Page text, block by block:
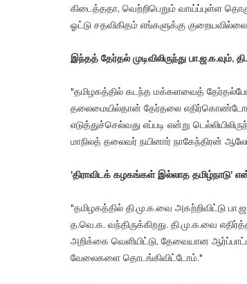
கிடைத்ததா, வெற்றிபெறும் வாய்ப்புள்ள
ஓட்டு சதவிகிதம் எங்களுக்கு
இந்தத் தேர்தல் முடிவிலிருந்து
"தமிழகத்தில் கடந்த மக்களவைத்
தலைமையில்தான் தேர்தலை எதிர்கொண்டோம்.
எடுத்துச்செல்வது எப்படி என்று
மாநிலத் தலைவர் நயினார் நாகேந்திரன்
'திராவிடக் கழகங்கள் இல்லாத தமிழ்நாடு'
"தமிழகத்தில் தி.மு.க.வை அகற்றிவிட்டு
த.வெ.க. வந்திருக்கிறது. தி.மு.க.வை
அறிக்கை வெளியிட்டு, தேவையான
வேலைகளை தொடங்கிவிட்டோம்."